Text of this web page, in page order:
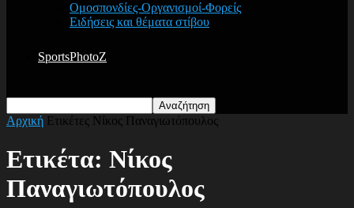
Ομοσπονδίες-Οργανισμοί-Φορείς
Ειδήσεις και θέματα στίβου
SportsPhotoZ
Αρχική Ετικέτες Νίκος Παναγιωτόπουλος
Ετικέτα: Νίκος
Παναγιωτόπουλος